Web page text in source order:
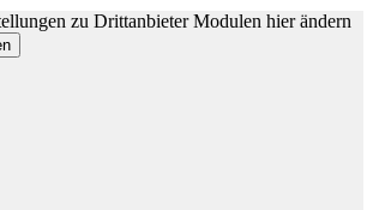
zu Drittanbieter Modulen hier ändern